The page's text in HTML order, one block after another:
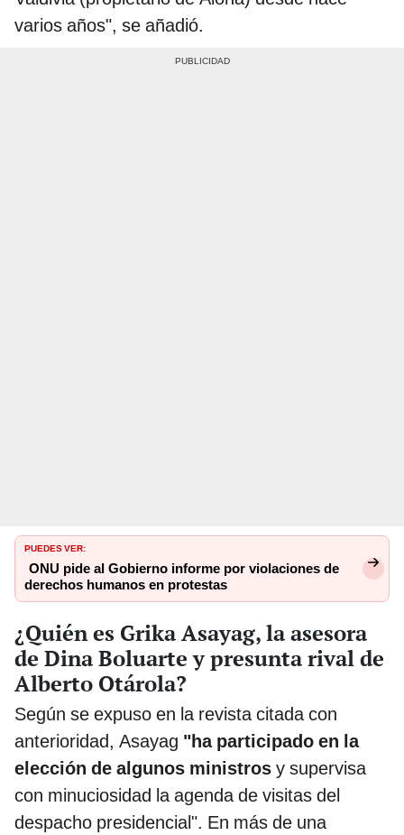
varios años", se añadió.
PUEDES VER:
ONU pide al Gobierno informe por violaciones de
derechos humanos en protestas
¿Quién es Grika Asayag, la asesora
de Dina Boluarte y presunta rival de
Alberto Otárola?
Según se expuso en la revista citada con
anterioridad, Asayag "ha participado en la
elección de algunos ministros y supervisa
con minuciosidad la agenda de visitas del
despacho presidencial". En más de una